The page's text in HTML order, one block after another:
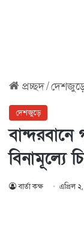
প্রচ্ছদ/
দেশজুড়ে
বিনামূল্যে
বার্তা কক্ষ এপ্রিল